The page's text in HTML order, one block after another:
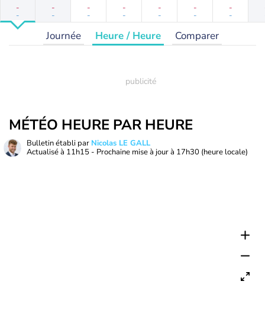
-
-
-
-
-
-
-
-
-
-
-
-
-
-
Journée Heure / Heure Comparer
MÉTÉO HEURE PAR HEURE
Bulletin établi par Nicolas LE GALL
Actualisé à 11h15 - Prochaine mise à jour à 17h30 (heure locale)